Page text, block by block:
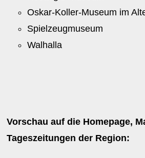
Oskar-Koller-Museum im
Spielzeugmuseum
Walhalla
Vorschau auf die Homepage,
Tageszeitungen der Region: